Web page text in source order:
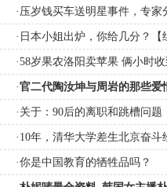
·压岁钱买车送明星事件，专家
·日本小姐出炉，你给几分？【
·58岁果农洛阳卖苹果 俩小时
·官二代陶汝坤与周岩的那些爱
·关于：90后的离职和跳槽问题
·10年，清华大学差生北京奋斗
·你是中国教育的牺牲品吗？